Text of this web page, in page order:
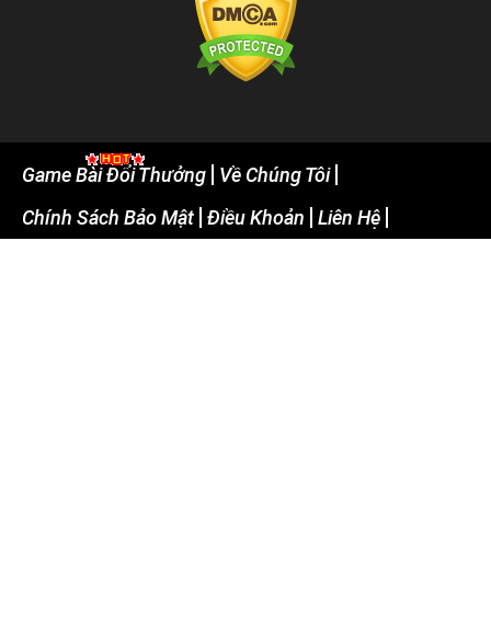
Game Bài Đổi Thưởng
Về Chúng Tôi
Chính Sách Bảo Mật Điều Khoản Liên Hệ